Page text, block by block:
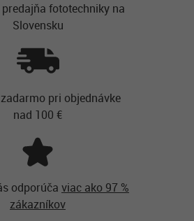
fototechniky na
Slovensku
pri objednávke
nad 100 €
odporúča viac ako 97 %
zákazníkov